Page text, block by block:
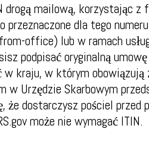
drogą mailową, korzystając z
przeznaczone dla tego
office) lub w ramach
podpisać oryginalną
kraju, w którym obowiązują
Urzędzie Skarbowym
że dostarczysz pościel przed
może nie wymagać ITIN.